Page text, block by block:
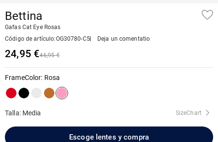
Bettina
Gafas Cat Eye Rosas
Código de artículo:OG30780-C5 Deja un comentatio
24,95 €46,95 €
FrameColor: Rosa
Talla: Media SizeChart
Escoge lentes y compra